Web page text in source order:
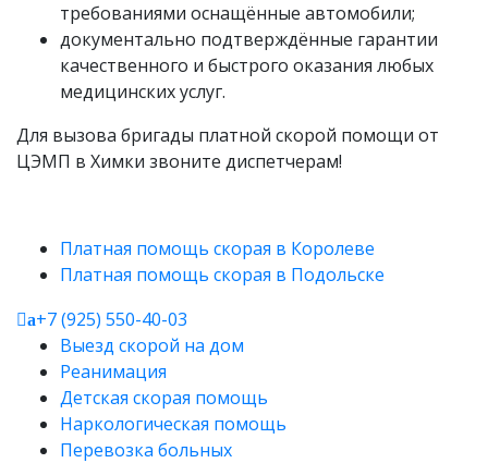
требованиями оснащённые автомобили;
документально подтверждённые гарантии
качественного и быстрого оказания любых
медицинских услуг.
Для вызова бригады платной скорой помощи от
ЦЭМП в Химки звоните диспетчерам!
Платная помощь скорая в Королеве
Платная помощь скорая в Подольске
a+7 (925) 550-40-03
Выезд скорой на дом
Реанимация
Детская скорая помощь
Наркологическая помощь
Перевозка больных